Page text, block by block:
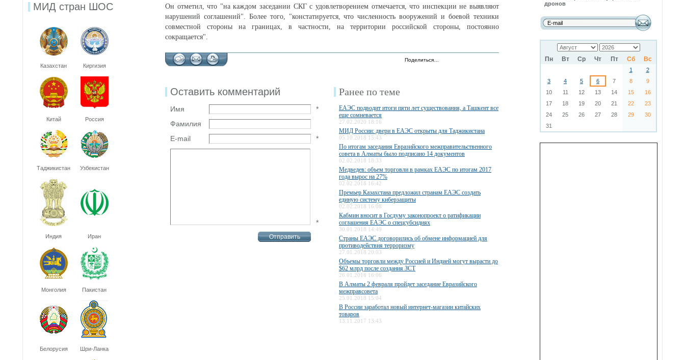
дронов
Пн Вт Ср Чт Пт Сб Вс
1
2
3
4 5 6 7 8
9
10
11 12 13 14 15
16
17
18 19 20 21 22
23
24
25 26 27 28 29
30
31
МИД стран ШОС
Казахстан Киргизия
Китай Россия
Таджикистан Узбекистан
Индия Иран
Монголия Пакистан
Белорусия Шри-Ланка
Он отметил, что "на каждом заседании СКГ с удовлетворением отмечается, что инспекции не выявляют
нарушений соглашений". Более того, "констатируется, что численность вооружений и боевой техники
совместной стороны на границах, в частности, на территории российской стороны, постоянно
сокращается".
Поделиться…
Оставить комментарий
Имя
*
Фамилия
E-mail
*
*
Ранее по теме
ЕАЭС подводит итоги пяти лет существования, а Ташкент все
еще сомневается
27.02.2020 18:16
МИД России: двери в ЕАЭС открыты для Таджикистана
05.10.2018 15:43
По итогам заседания Евразийского межправительственного
совета в Алматы было подписано 14 документов
02.02.2018 18:33
Медведев: объем торговли в рамках ЕАЭС по итогам 2017
года вырос на 27%
02.02.2018 16:42
Премьер Казахстана предложил странам ЕАЭС создать
единую систему киберзащиты
02.02.2018 16:08
Кабмин вносит в Госдуму законопроект о ратификации
соглашения ЕАЭС о спецсубсидиях
30.01.2018 14:49
Страны ЕАЭС договорились об обмене информацией для
противодействия терроризму
27.01.2018 20:03
Объемы торговли между Россией и Индией могут вырасти до
$62 млрд после создания ЗСТ
26.01.2018 16:06
В Алматы 2 февраля пройдет заседание Евразийского
межправсовета
25.01.2018 15:04
В России заработал новый интернет-магазин китайских
товаров
13.11.2017 13:43